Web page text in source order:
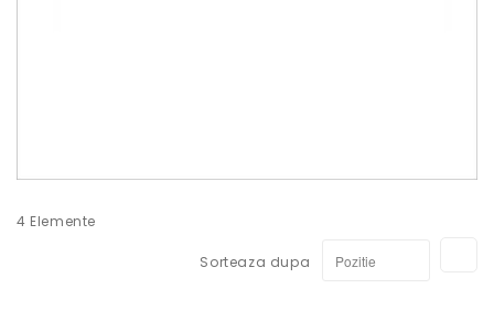
4 Elemente
Sorteaza dupa